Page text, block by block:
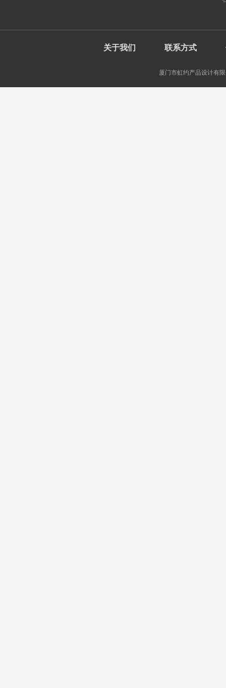
关于我们 联系方式
厦门市虹约产品设计有